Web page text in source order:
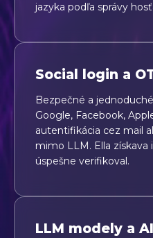
jazyka podľa správy
Social login a
Bezpečné a
Google, Facebook,
autentifikácia cez mail
mimo LLM. Ella získava
úspešne verifikoval.
LLM modely a AI